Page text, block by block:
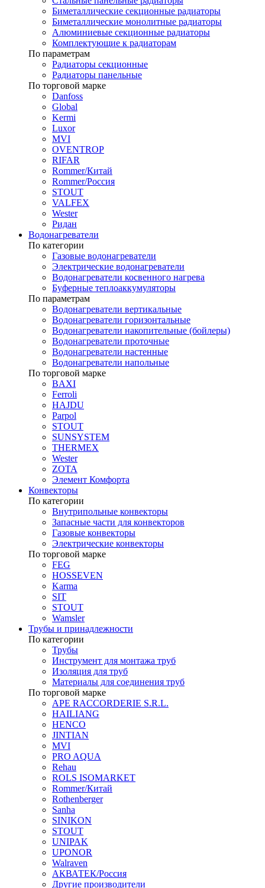
Биметаллические секционные радиаторы
Биметаллические монолитные радиаторы
Алюминиевые секционные радиаторы
Комплектующие к радиаторам
По параметрам
Радиаторы секционные
Радиаторы панельные
По торговой марке
Danfoss
Global
Kermi
Luxor
MVI
OVENTROP
RIFAR​
Rommer/Китай
Rommer/Россия
STOUT
VALFEX
Wester
Ридан
Водонагреватели
По категории
Газовые водонагреватели
Электрические водонагреватели
Водонагреватели косвенного нагрева
Буферные теплоаккумуляторы
По параметрам
Водонагреватели вертикальные
Водонагреватели горизонтальные
Водонагреватели накопительные (бойлеры)
Водонагреватели проточные
Водонагреватели настенные
Водонагреватели напольные
По торговой марке
BAXI
Ferroli
HAJDU
Parpol
STOUT
SUNSYSTEM
THERMEX
Wester
ZOTA
Элемент Комфорта
Конвекторы
По категории
Внутрипольные конвекторы
Запасные части для конвекторов
Газовые конвекторы
Электрические конвекторы
По торговой марке
FEG
HOSSEVEN
Karma
SIT
STOUT
Wamsler
Трубы и принадлежности
По категории
Трубы
Инструмент для монтажа труб
Изоляция для труб
Материалы для соединения труб
По торговой марке
APE RACCORDERIE S.R.L.
HAILIANG
HENCO
JINTIAN
MVI
PRO AQUA
Rehau
ROLS ISOMARKET
Rommer/Китай
Rothenberger
Sanha
SINIKON
STOUT
UNIPAK
UPONOR
Walraven
АКВАТЕК/Россия
Другие производители